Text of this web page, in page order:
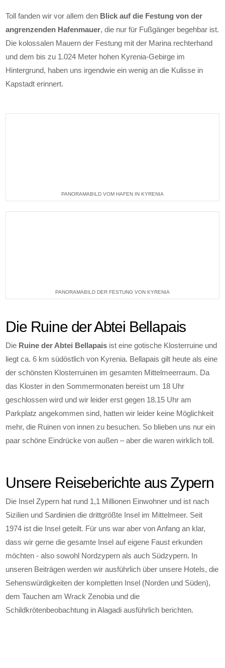
Toll fanden wir vor allem den Blick auf die Festung von der
angrenzenden Hafenmauer, die nur für Fußgänger begehbar ist.
Die kolossalen Mauern der Festung mit der Marina rechterhand
und dem bis zu 1.024 Meter hohen Kyrenia-Gebirge im
Hintergrund, haben uns irgendwie ein wenig an die Kulisse in
Kapstadt erinnert.
PANORAMABILD VOM HAFEN IN KYRENIA
PANORAMABILD DER FESTUNG VON KYRENIA
Die Ruine der Abtei Bellapais
Die Ruine der Abtei Bellapais ist eine gotische Klosterruine und
liegt ca. 6 km südöstlich von Kyrenia. Bellapais gilt heute als eine
der schönsten Klosterruinen im gesamten Mittelmeerraum. Da
das Kloster in den Sommermonaten bereist um 18 Uhr
geschlossen wird und wir leider erst gegen 18.15 Uhr am
Parkplatz angekommen sind, hatten wir leider keine Möglichkeit
mehr, die Ruinen von innen zu besuchen. So blieben uns nur ein
paar schöne Eindrücke von außen – aber die waren wirklich toll.
Unsere Reiseberichte aus Zypern
Die Insel Zypern hat rund 1,1 Millionen Einwohner und ist nach
Sizilien und Sardinien die drittgrößte Insel im Mittelmeer. Seit
1974 ist die Insel geteilt. Für uns war aber von Anfang an klar,
dass wir gerne die gesamte Insel auf eigene Faust erkunden
möchten - also sowohl Nordzypern als auch Südzypern. In
unseren Beiträgen werden wir ausführlich über unsere Hotels, die
Sehenswürdigkeiten der kompletten Insel (Norden und Süden),
dem Tauchen am Wrack Zenobia und die
Schildkrötenbeobachtung in Alagadi ausführlich berichten.